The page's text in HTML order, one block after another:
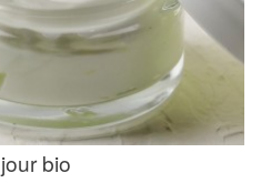
bio